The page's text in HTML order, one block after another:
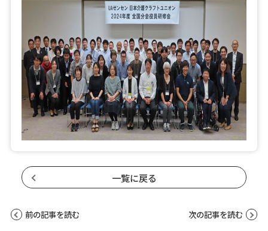
一覧に戻る
前の記事を読む 次の記事を読む